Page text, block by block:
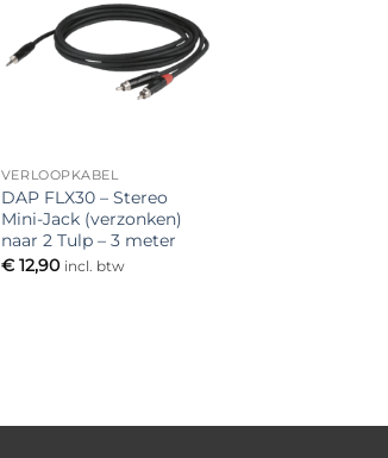
Toevoegen
aan
verlanglijst
VERLOOPKABEL
DAP FLX30 – Stereo
Mini-Jack (verzonken)
naar 2 Tulp – 3 meter
€12,90 incl. btw